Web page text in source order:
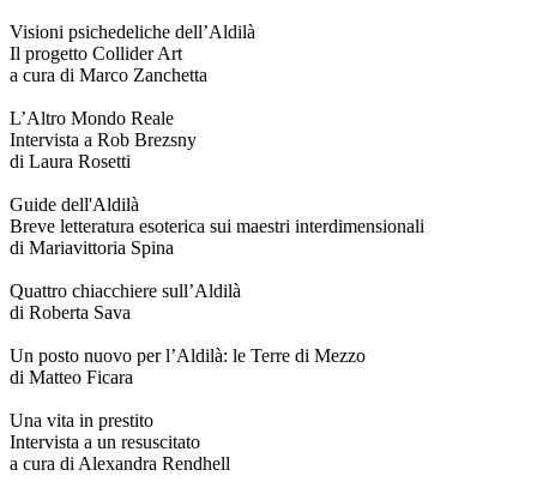
Visioni psichedeliche dell’Aldilà
Il progetto Collider Art
a cura di Marco Zanchetta
L’Altro Mondo Reale
Intervista a Rob Brezsny
di Laura Rosetti
Guide dell'Aldilà
Breve letteratura esoterica sui maestri interdimensionali
di Mariavittoria Spina
Quattro chiacchiere sull’Aldilà
di Roberta Sava
Un posto nuovo per l’Aldilà: le Terre di Mezzo
di Matteo Ficara
Una vita in prestito
Intervista a un resuscitato
a cura di Alexandra Rendhell